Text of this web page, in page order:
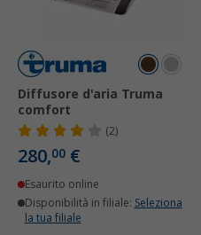
Diffusore d'aria Truma
comfort
(2)
280,00 €
Esaurito online
Disponibilità in filiale: Seleziona
la tua filiale